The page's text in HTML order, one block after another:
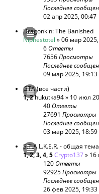
Последнее
02 апр 2025, 00:47
Dragonkin: The Banished
Niphestotel » 06 мар
6Ответы
7656Просмотры
Последнее
09 мар 2025, 19:13
GTA (все части)
1,2hukutka94» 10 июл
40Ответы
27691 Просмотры
Последнее
03 мар 2025, 18:59
S.T.A.L.K.E.R. - общая тема
1,2,3,4,5Crypto137» 16
120Ответы
92925Просмотры
Последнее
26 фев 2025, 19:33